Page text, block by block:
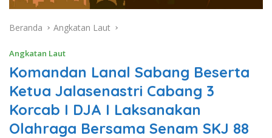
Beranda Angkatan Laut
Angkatan Laut
Komandan Lanal Sabang Beserta
Ketua Jalasenastri Cabang 3
Korcab I DJA I Laksanakan
Olahraga Bersama Senam SKJ 88